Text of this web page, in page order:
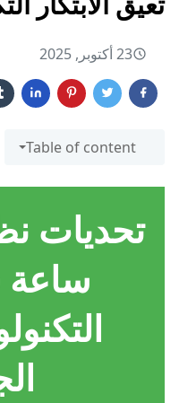
23 أكتوبر, 2025
Table of content